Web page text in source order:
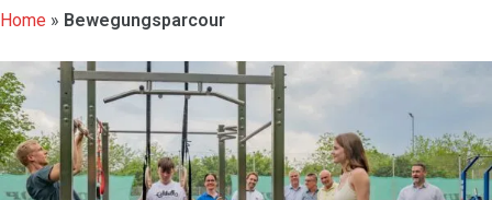
Home » Bewegungsparcour